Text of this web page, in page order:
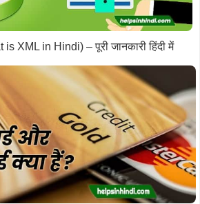
XML in Hindi) – पूरी जानकारी हिंदी में